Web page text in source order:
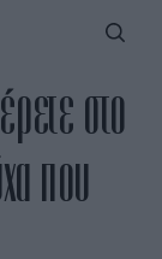
στο
που